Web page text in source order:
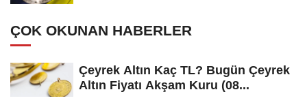
ÇOK OKUNAN HABERLER
Çeyrek Altın Kaç TL? Bugün Çeyrek
Altın Fiyatı Akşam Kuru (08...